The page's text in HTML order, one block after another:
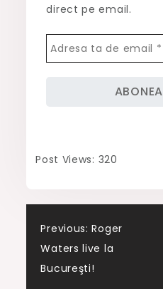
direct pe email.
Post Views: 320
Post
navigation
Previous: Roger
Waters live la
Bucureşti!